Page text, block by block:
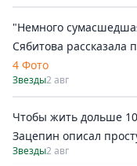
"Немного
Сябитова
4 Фото
Звезды2 авг
Чтобы жить дольше
Зацепин описал
Звезды2 авг